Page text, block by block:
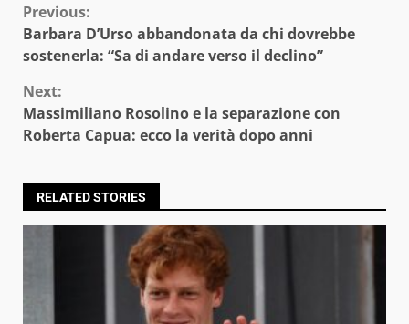
Continue
Reading
Previous:
Barbara D’Urso abbandonata da chi dovrebbe
sostenerla: “Sa di andare verso il declino”
Next:
Massimiliano Rosolino e la separazione con
Roberta Capua: ecco la verità dopo anni
RELATED STORIES